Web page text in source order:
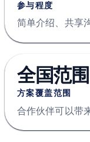
参与程度
简单介绍、共享
全国范围
方案覆盖范围
合作伙伴可以带